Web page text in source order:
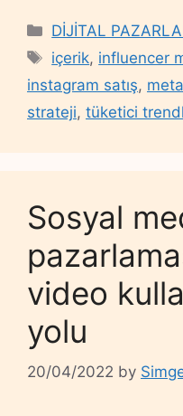
Categories
DİJİTAL
Tags
içerik, influencer
instagram satış, meta
strateji, tüketici
Sosyal
video
yolu
20/04/2022 by